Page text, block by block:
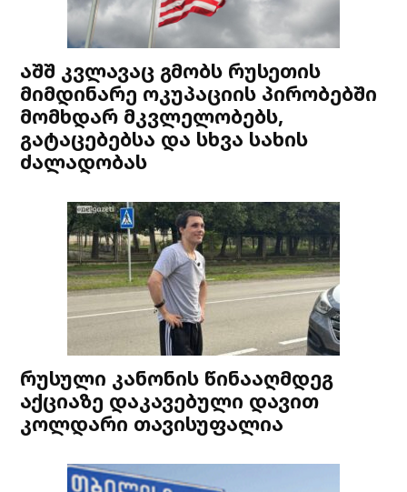
აშშ კვლავაც გმობს რუსეთის
მიმდინარე ოკუპაციის პირობებში
მომხდარ მკვლელობებს,
გატაცებებსა და სხვა სახის
ძალადობას
რუსული კანონის წინააღმდეგ
აქციაზე დაკავებული დავით
კოლდარი თავისუფალია